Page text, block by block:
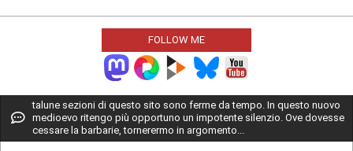
MAURIZIO
WEBLOG
FOLLOW ME
Primary
Navigation
Menu
talune sezioni di questo sito sono ferme da tempo. In questo nuovo
medioevo ritengo più opportuno un impotente silenzio. Ove dovesse
cessare la barbarie, tornerermo in argomento...